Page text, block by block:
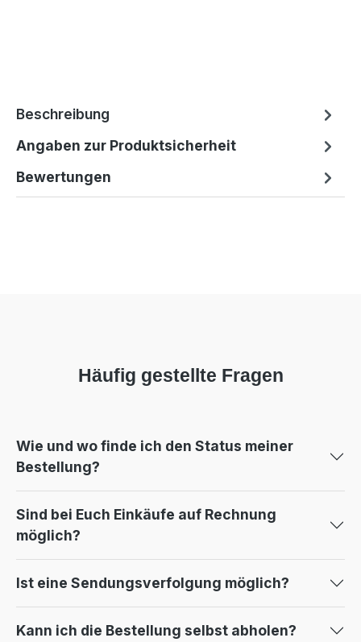
Beschreibung
Angaben zur Produktsicherheit
Bewertungen
Häufig gestellte Fragen
Wie und wo finde ich den Status meiner
Bestellung?
Sind bei Euch Einkäufe auf Rechnung
möglich?
Ist eine Sendungsverfolgung möglich?
Kann ich die Bestellung selbst abholen?